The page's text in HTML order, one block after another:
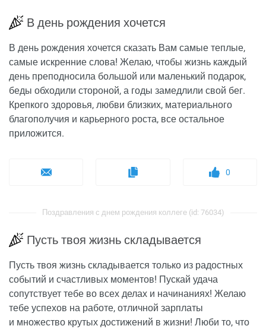
В день рождения хочется
В день рождения хочется сказать Вам самые теплые,
самые искренние слова! Желаю, чтобы жизнь каждый
день преподносила большой или маленький подарок,
беды обходили стороной, а годы замедлили свой бег.
Крепкого здоровья, любви близких, материального
благополучия и карьерного роста, все остальное
приложится.
0
Поздравления с днем рождения коллеге (id: 76034)
Пусть твоя жизнь складывается
Пусть твоя жизнь складывается только из радостных
событий и счастливых моментов! Пускай удача
сопутствует тебе во всех делах и начинаниях! Желаю
тебе успехов на работе, отличной зарплаты
и множество крутых достижений в жизни! Люби то, что